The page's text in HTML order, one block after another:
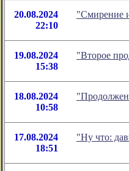
20.08.2024
22:10
"Смирение
19.08.2024
15:38
"Второе
18.08.2024
10:58
17.08.2024
18:51
"Ну что: